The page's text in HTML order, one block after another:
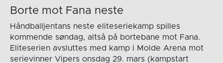
Borte mot Fana neste
Håndballjentans neste eliteseriekamp spilles
kommende søndag, altså på bortebane mot Fana.
Eliteserien avsluttes med kamp i Molde Arena mot
serievinner Vipers onsdag 29. mars (kampstart